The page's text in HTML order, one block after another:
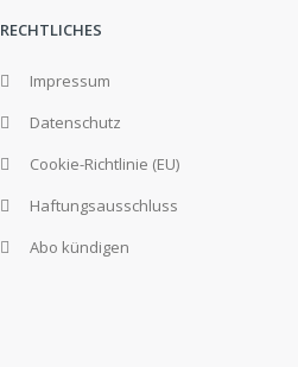
RECHTLICHES
Impressum
Datenschutz
Cookie-Richtlinie (EU)
Haftungsausschluss
Abo kündigen